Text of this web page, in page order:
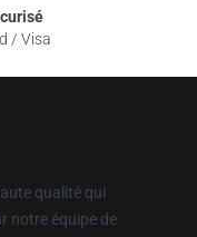
/ Visa
qualité qui
notre équipe de